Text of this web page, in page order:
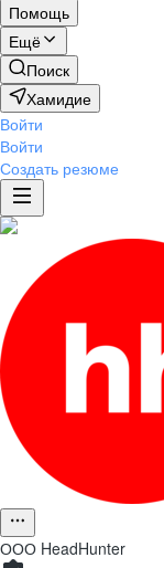
Помощь
Ещё
Поиск
Хамидие
Войти
Войти
Создать резюме
ООО HeadHunter